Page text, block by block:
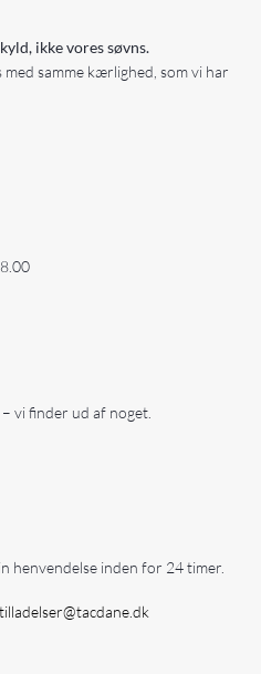
ikke vores søvns.
samme kærlighed, som vi har
vi finder ud af noget.
henvendelse inden for 24 timer.
tilladelser@tacdane.dk